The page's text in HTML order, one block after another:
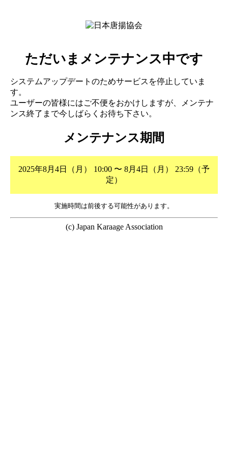
ただいまメンテナンス中です
システムアップデートのためサービスを停止していま
す。
ユーザーの皆様にはご不便をおかけしますが、メンテナ
ンス終了まで今しばらくお待ち下さい。
メンテナンス期間
2025年8月4日（月） 10:00 〜 8月4日（月） 23:59（予
定）
実施時間は前後する可能性があります。
(c) Japan Karaage Association